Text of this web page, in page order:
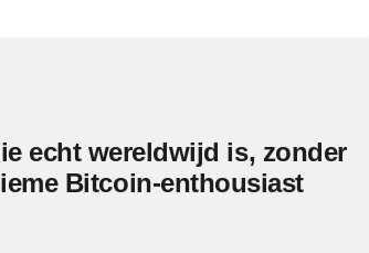
echt wereldwijd is, zonder
Bitcoin-enthousiast